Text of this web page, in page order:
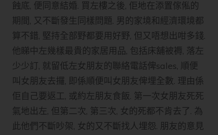
蝕底, 便同意結婚. 買左樓之後, 佢地在添置傢俬的
期間, 又不斷發生同樣問題. 男的家境和經濟環境都
算不錯, 堅持全部野都要用好野, 但又唔想出咁多錢.
他睇中左幾樣最貴的家居用品, 包括床舖被褥, 落左
少少訂, 就留低左女朋友的聯絡電話俾sales, 順便
叫女朋友去攞, 即係順便叫女朋友俾埋全數. 理由係
佢自己要返工, 或約左朋友食飯. 第一次女朋友死死
氣地出左, 但第二次, 第三次, 女的死都不肯去了. 為
此他們不斷吵架, 女的又不斷找人埋怨. 朋友的意見